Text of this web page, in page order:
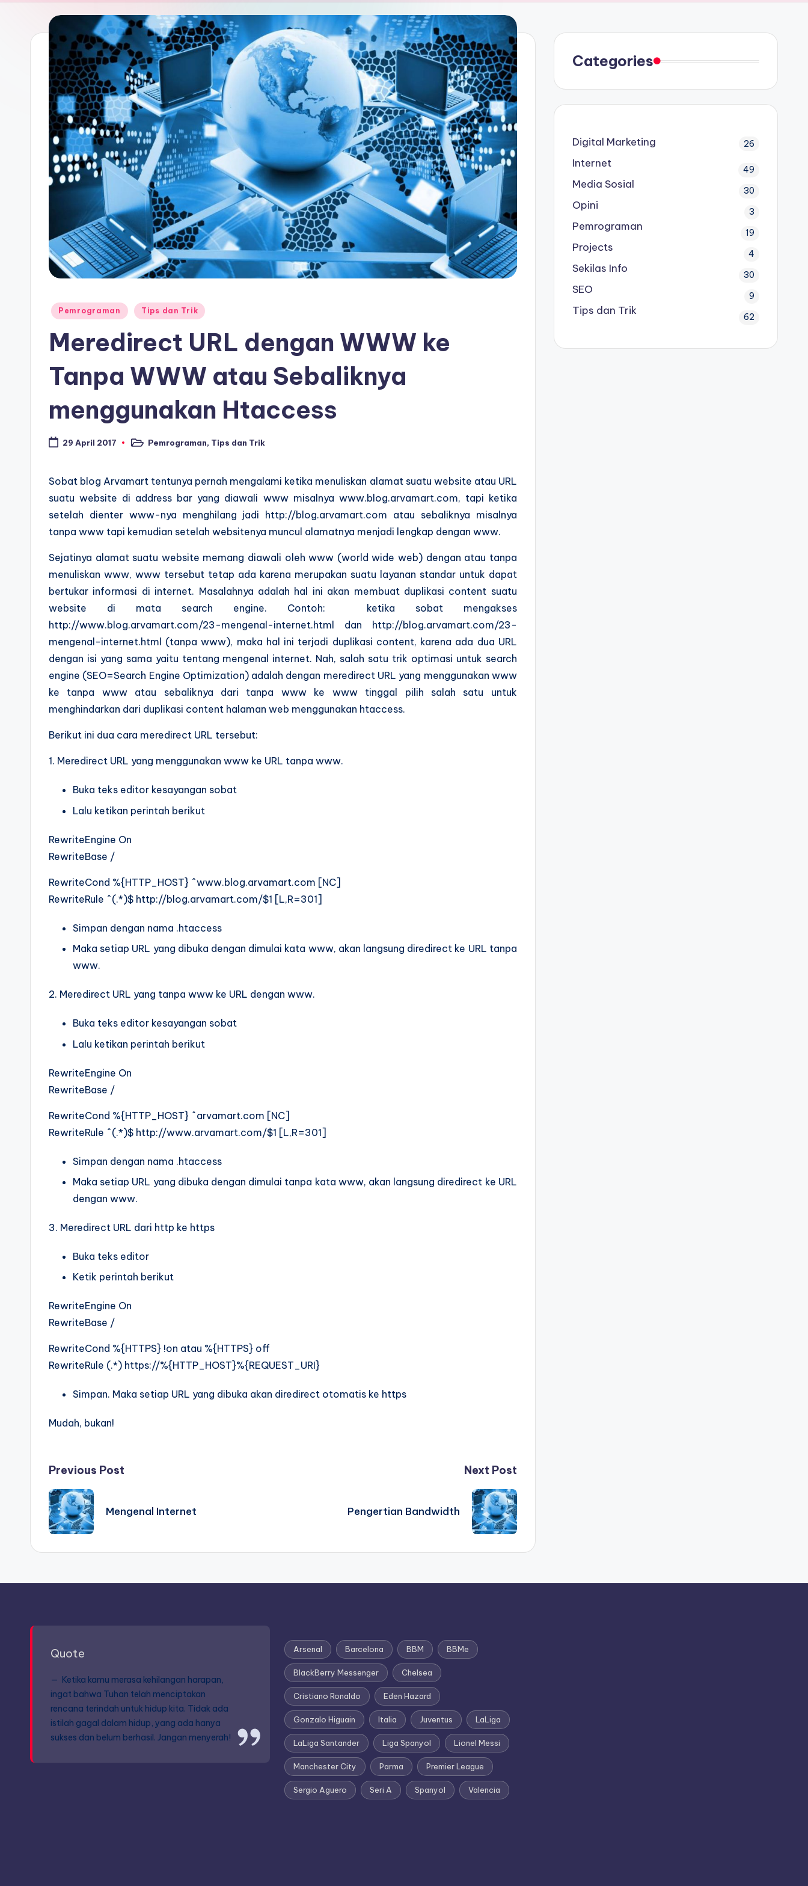
Posted
Pemrograman Tips dan Trik
Meredirect URL dengan WWW ke
Tanpa WWW atau Sebaliknya
menggunakan Htaccess
29 April 2017
PostedPemrograman, Tips dan Trik
Sobat blog Arvamart tentunya pernah mengalami ketika menuliskan alamat suatu website atau URL
suatu website di address bar yang diawali www misalnya www.blog.arvamart.com, tapi ketika
setelah dienter www-nya menghilang jadi http://blog.arvamart.com atau sebaliknya misalnya
tanpa www tapi kemudian setelah websitenya muncul alamatnya menjadi lengkap dengan www.
Sejatinya alamat suatu website memang diawali oleh www (world wide web) dengan atau tanpa
menuliskan www, www tersebut tetap ada karena merupakan suatu layanan standar untuk dapat
bertukar informasi di internet. Masalahnya adalah hal ini akan membuat duplikasi content suatu
website di mata search engine. Contoh: ketika sobat mengakses
http://www.blog.arvamart.com/23-mengenal-internet.html dan http://blog.arvamart.com/23-
mengenal-internet.html (tanpa www), maka hal ini terjadi duplikasi content, karena ada dua URL
dengan isi yang sama yaitu tentang mengenal internet. Nah, salah satu trik optimasi untuk search
engine (SEO=Search Engine Optimization) adalah dengan meredirect URL yang menggunakan www
ke tanpa www atau sebaliknya dari tanpa www ke www tinggal pilih salah satu untuk
menghindarkan dari duplikasi content halaman web menggunakan htaccess.
Berikut ini dua cara meredirect URL tersebut:
1. Meredirect URL yang menggunakan www ke URL tanpa www.
Buka teks editor kesayangan sobat
Lalu ketikan perintah berikut
RewriteEngine On
RewriteBase /
RewriteCond %{HTTP_HOST} ^www.blog.arvamart.com [NC]
RewriteRule ^(.*)$ http://blog.arvamart.com/$1 [L,R=301]
Simpan dengan nama .htaccess
Maka setiap URL yang dibuka dengan dimulai kata www, akan langsung diredirect ke URL tanpa
www.
2. Meredirect URL yang tanpa www ke URL dengan www.
Buka teks editor kesayangan sobat
Lalu ketikan perintah berikut
RewriteEngine On
RewriteBase /
RewriteCond %{HTTP_HOST} ^arvamart.com [NC]
RewriteRule ^(.*)$ http://www.arvamart.com/$1 [L,R=301]
Simpan dengan nama .htaccess
Maka setiap URL yang dibuka dengan dimulai tanpa kata www, akan langsung diredirect ke URL
dengan www.
3. Meredirect URL dari http ke https
Buka teks editor
Ketik perintah berikut
RewriteEngine On
RewriteBase /
RewriteCond %{HTTPS} !on atau %{HTTPS} off
RewriteRule (.*) https://%{HTTP_HOST}%{REQUEST_URI}
Simpan. Maka setiap URL yang dibuka akan diredirect otomatis ke https
Mudah, bukan!
Post
navigation
Previous Post
Mengenal Internet
Next Post
Pengertian Bandwidth
Categories
Digital Marketing 26
Internet 49
Media Sosial 30
Opini 3
Pemrograman 19
Projects 4
Sekilas Info 30
SEO 9
Tips dan Trik 62
Quote
Ketika kamu merasa kehilangan harapan,
ingat bahwa Tuhan telah menciptakan
rencana terindah untuk hidup kita. Tidak ada
istilah gagal dalam hidup, yang ada hanya
sukses dan belum berhasil. Jangan menyerah!
Arsenal Barcelona BBM BBMe
BlackBerry Messenger Chelsea
Cristiano Ronaldo Eden Hazard
Gonzalo Higuain Italia Juventus LaLiga
LaLiga Santander Liga Spanyol Lionel Messi
Manchester City Parma Premier League
Sergio Aguero Seri A Spanyol Valencia